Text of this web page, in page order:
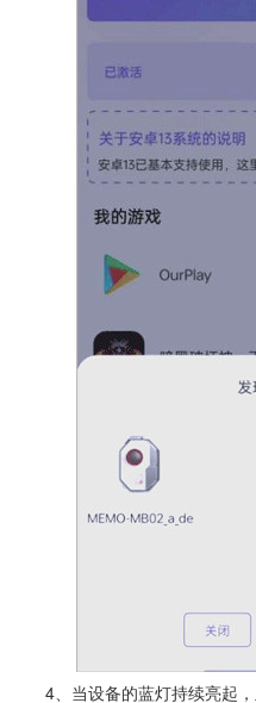
4、当设备的蓝灯持续亮起